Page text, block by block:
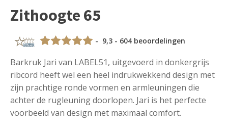
Zithoogte 65
- 9,3 - 604 beoordelingen
Barkruk Jari van LABEL51, uitgevoerd in donkergrijs
ribcord heeft wel een heel indrukwekkend design met
zijn prachtige ronde vormen en armleuningen die
achter de rugleuning doorlopen. Jari is het perfecte
voorbeeld van design met maximaal comfort.